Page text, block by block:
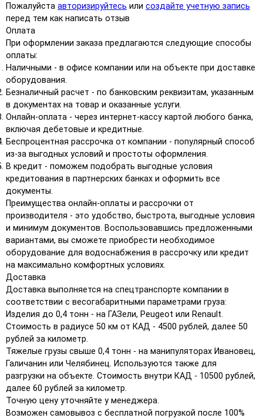
Пожалуйста авторизируйтесь или создайте учетную запись
перед тем как написать отзыв
Оплата
При оформлении заказа предлагаются следующие способы
оплаты:
Наличными - в офисе компании или на объекте при доставке
оборудования.
Безналичный расчет - по банковским реквизитам, указанным
в документах на товар и оказанные услуги.
Онлайн-оплата - через интернет-кассу картой любого банка,
включая дебетовые и кредитные.
Беспроцентная рассрочка от компании - популярный способ
из-за выгодных условий и простоты оформления.
В кредит - поможем подобрать выгодные условия
кредитования в партнерских банках и оформить все
документы.
Преимущества онлайн-оплаты и рассрочки от
производителя - это удобство, быстрота, выгодные условия
и минимум документов. Воспользовавшись предложенными
вариантами, вы сможете приобрести необходимое
оборудование для водоснабжения в рассрочку или кредит
на максимально комфортных условиях.
Доставка
Доставка выполняется на спецтранспорте компании в
соответствии с весогабаритными параметрами груза:
Изделия до 0,4 тонн - на ГАЗели, Peugeot или Renault.
Стоимость в радиусе 50 км от КАД - 4500 рублей, далее 50
рублей за километр.
Тяжелые грузы свыше 0,4 тонн - на манипуляторах Ивановец,
Галичанин или Челябинец. Используются также для
разгрузки на объекте. Стоимость внутри КАД - 10500 рублей,
далее 60 рублей за километр.
Точную цену уточняйте у менеджера.
Возможен самовывоз с бесплатной погрузкой после 100%